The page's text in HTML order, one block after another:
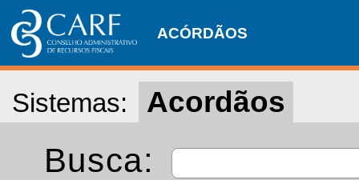
ACÓRDÃOS
Sistemas: Acordãos
Busca: